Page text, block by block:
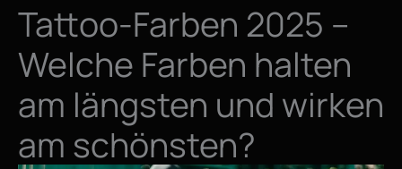
Tattoo-Farben 2025 –
Welche Farben halten
am längsten und wirken
am schönsten?